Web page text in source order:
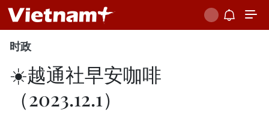
时政
☀️越通社早安咖啡
（2023.12.1）